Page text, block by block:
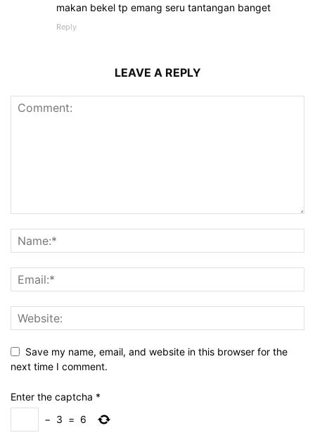
makan bekel tp emang seru tantangan banget
Reply
LEAVE A REPLY
Save my name, email, and website in this browser for the
next time I comment.
Enter the captcha *
− 3 = 6